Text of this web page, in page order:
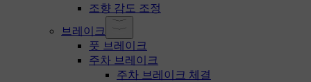
조향 감도 조정
브레이크
풋 브레이크
주차 브레이크
주차 브레이크 체결